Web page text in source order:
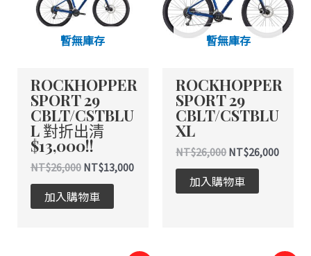
暫無庫存
ROCKHOPPER
SPORT 29
CBLT/CSTBLU
L 對折出清
$13,000!!
NT$26,000NT$13,000
加入購物車
暫無庫存
ROCKHOPPER
SPORT 29
CBLT/CSTBLU
XL
NT$26,000NT$26,000
加入購物車